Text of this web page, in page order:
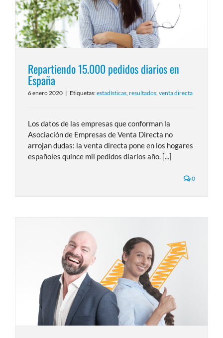
Repartiendo 15.000 pedidos diarios en
España
6 enero 2020 | Etiquetas:estadísticas, resultados, venta directa
Los datos de las empresas que conforman la
Asociación de Empresas de Venta Directa no
arrojan dudas: la venta directa pone en los hogares
españoles quince mil pedidos diarios año. [...]
0